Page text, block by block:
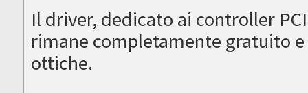
Il driver, dedicato ai controller
rimane completamente gratuito e
ottiche.